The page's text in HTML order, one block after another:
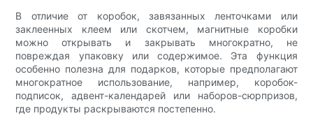
В отличие от коробок, завязанных ленточками или
заклеенных клеем или скотчем, магнитные коробки
можно открывать и закрывать многократно, не
повреждая упаковку или содержимое. Эта функция
особенно полезна для подарков, которые предполагают
многократное использование, например, коробок-
подписок, адвент-календарей или наборов-сюрпризов,
где продукты раскрываются постепенно.